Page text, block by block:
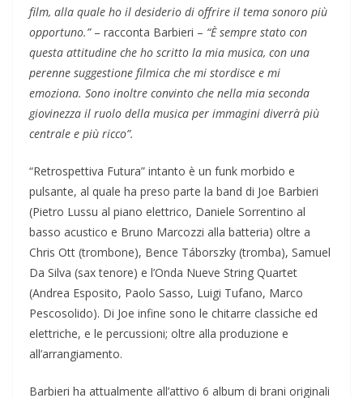
film, alla quale ho il desiderio di offrire il tema sonoro più
opportuno.”– racconta Barbieri – “È sempre stato con
questa attitudine che ho scritto la mia musica, con una
perenne suggestione filmica che mi stordisce e mi
emoziona. Sono inoltre convinto che nella mia seconda
giovinezza il ruolo della musica per immagini diverrà più
centrale e più ricco”.
“Retrospettiva Futura” intanto è un funk morbido e
pulsante, al quale ha preso parte la band di Joe Barbieri
(Pietro Lussu al piano elettrico, Daniele Sorrentino al
basso acustico e Bruno Marcozzi alla batteria) oltre a
Chris Ott (trombone), Bence Táborszky (tromba), Samuel
Da Silva (sax tenore) e l’Onda Nueve String Quartet
(Andrea Esposito, Paolo Sasso, Luigi Tufano, Marco
Pescosolido). Di Joe infine sono le chitarre classiche ed
elettriche, e le percussioni; oltre alla produzione e
all’arrangiamento.
Barbieri ha attualmente all’attivo 6 album di brani originali